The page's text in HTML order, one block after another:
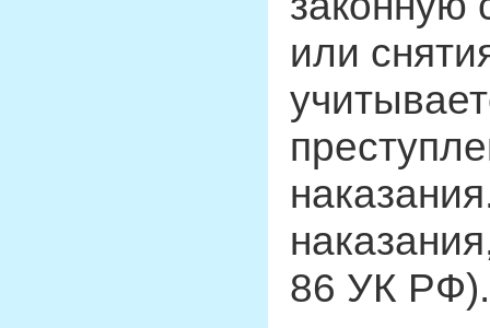
или
86 УК РФ).